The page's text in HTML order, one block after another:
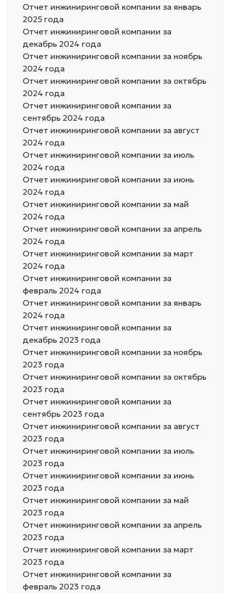
Отчет инжиниринговой компании за январь
2025 года
Отчет инжиниринговой компании за
декабрь 2024 года
Отчет инжиниринговой компании за ноябрь
2024 года
Отчет инжиниринговой компании за октябрь
2024 года
Отчет инжиниринговой компании за
сентябрь 2024 года
Отчет инжиниринговой компании за август
2024 года
Отчет инжиниринговой компании за июль
2024 года
Отчет инжиниринговой компании за июнь
2024 года
Отчет инжиниринговой компании за май
2024 года
Отчет инжиниринговой компании за апрель
2024 года
Отчет инжиниринговой компании за март
2024 года
Отчет инжиниринговой компании за
февраль 2024 года
Отчет инжиниринговой компании за январь
2024 года
Отчет инжиниринговой компании за
декабрь 2023 года
Отчет инжиниринговой компании за ноябрь
2023 года
Отчет инжиниринговой компании за октябрь
2023 года
Отчет инжиниринговой компании за
сентябрь 2023 года
Отчет инжиниринговой компании за август
2023 года
Отчет инжиниринговой компании за июль
2023 года
Отчет инжиниринговой компании за июнь
2023 года
Отчет инжиниринговой компании за май
2023 года
Отчет инжиниринговой компании за апрель
2023 года
Отчет инжиниринговой компании за март
2023 года
Отчет инжиниринговой компании за
февраль 2023 года